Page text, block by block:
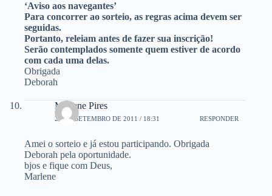
‘Aviso aos navegantes’
Para concorrer ao sorteio, as regras acima devem ser
seguidas.
Portanto, releiam antes de fazer sua inscrição!
Serão contemplados somente quem estiver de acordo
com cada uma delas.
Obrigada
Deborah
Marlene Pires
20 DE SETEMBRO DE 2011 / 18:31 RESPONDER
Amei o sorteio e já estou participando. Obrigada
Deborah pela oportunidade.
bjos e fique com Deus,
Marlene